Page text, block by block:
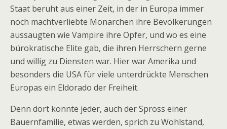
Staat beruht aus einer Zeit, in der in Europa immer
noch machtverliebte Monarchen ihre Bevölkerungen
aussaugten wie Vampire ihre Opfer, und wo es eine
bürokratische Elite gab, die ihren Herrschern gerne
und willig zu Diensten war. Hier war Amerika und
besonders die USA für viele unterdrückte Menschen
Europas ein Eldorado der Freiheit.
Denn dort konnte jeder, auch der Spross einer
Bauernfamilie, etwas werden, sprich zu Wohlstand,